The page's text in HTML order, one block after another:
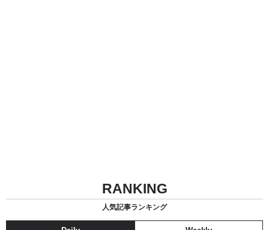
RANKING
人気記事ランキング